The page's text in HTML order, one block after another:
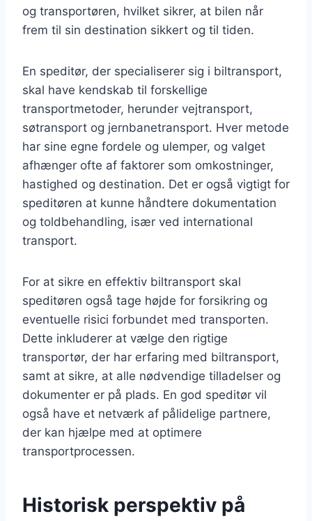
og transportøren, hvilket sikrer, at bilen når
frem til sin destination sikkert og til tiden.
En speditør, der specialiserer sig i biltransport,
skal have kendskab til forskellige
transportmetoder, herunder vejtransport,
søtransport og jernbanetransport. Hver metode
har sine egne fordele og ulemper, og valget
afhænger ofte af faktorer som omkostninger,
hastighed og destination. Det er også vigtigt for
speditøren at kunne håndtere dokumentation
og toldbehandling, især ved international
transport.
For at sikre en effektiv biltransport skal
speditøren også tage højde for forsikring og
eventuelle risici forbundet med transporten.
Dette inkluderer at vælge den rigtige
transportør, der har erfaring med biltransport,
samt at sikre, at alle nødvendige tilladelser og
dokumenter er på plads. En god speditør vil
også have et netværk af pålidelige partnere,
der kan hjælpe med at optimere
transportprocessen.
Historisk perspektiv på